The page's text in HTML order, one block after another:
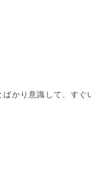
かり意識して、すぐ